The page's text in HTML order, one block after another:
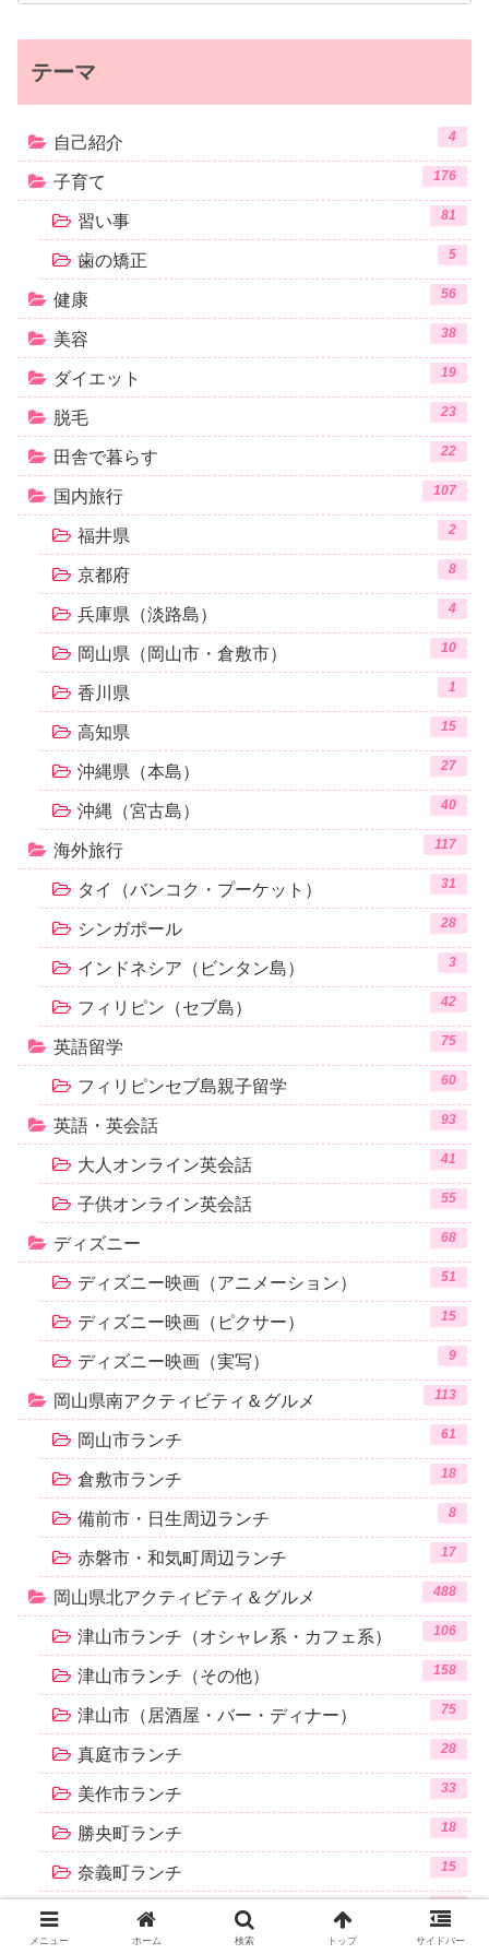
テーマ
自己紹介 4
子育て 176
習い事 81
歯の矯正 5
健康 56
美容 38
ダイエット 19
脱毛 23
田舎で暮らす 22
国内旅行 107
福井県 2
京都府 8
兵庫県（淡路島） 4
岡山県（岡山市・倉敷市） 10
香川県 1
高知県 15
沖縄県（本島） 27
沖縄（宮古島） 40
海外旅行 117
タイ（バンコク・プーケット） 31
シンガポール 28
インドネシア（ビンタン島） 3
フィリピン（セブ島） 42
英語留学 75
フィリピンセブ島親子留学 60
英語・英会話 93
大人オンライン英会話 41
子供オンライン英会話 55
ディズニー 68
ディズニー映画（アニメーション） 51
ディズニー映画（ピクサー） 15
ディズニー映画（実写） 9
岡山県南アクティビティ＆グルメ 113
岡山市ランチ 61
倉敷市ランチ 18
備前市・日生周辺ランチ 8
赤磐市・和気町周辺ランチ 17
岡山県北アクティビティ＆グルメ 488
津山市ランチ（オシャレ系・カフェ系） 106
津山市ランチ（その他） 158
津山市（居酒屋・バー・ディナー） 75
真庭市ランチ 28
美作市ランチ 33
勝央町ランチ 18
奈義町ランチ 15
鏡野町ランチ
20
メニュー ホーム 検索 トップ サイドバー